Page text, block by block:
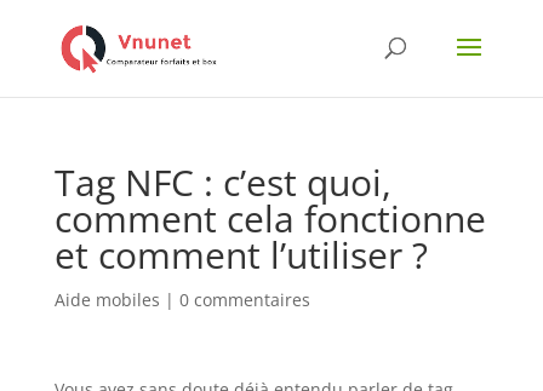
Tag NFC : c’est quoi,
comment cela fonctionne
et comment l’utiliser ?
Aide mobiles | 0 commentaires